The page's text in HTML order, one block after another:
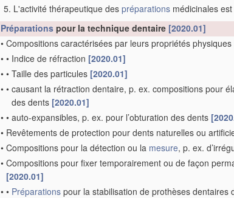
L'activité thérapeutique des préparations médicinales
Préparations pour la technique dentaire [2020.01]
• Compositions caractérisées par leurs propriétés physiques
• • Indice de réfraction [2020.01]
• • Taille des particules [2020.01]
• • causant la rétraction dentaire, p. ex. compositions pour
des dents [2020.01]
• • auto-expansibles, p. ex. pour l’obturation des dents
• Revêtements de protection pour dents naturelles ou
• Compositions pour la détection ou la mesure, p. ex.
• Compositions pour fixer temporairement ou de façon
[2020.01]
• • Préparations pour la stabilisation de prothèses dentaires